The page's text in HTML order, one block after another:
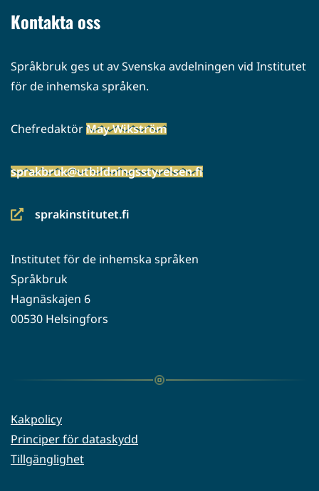
Kontakta oss
Språkbruk ges ut av Svenska avdelningen vid Institutet
för de inhemska språken.
ChefredaktörMay Wikström
sprakbruk@utbildningsstyrelsen.fi
sprakinstitutet.fi
(siirryt
palveluun)
Institutet för de inhemska språken
Språkbruk
Hagnäskajen 6
00530 Helsingfors
Kakpolicy
Principer för dataskydd
Tillgänglighet